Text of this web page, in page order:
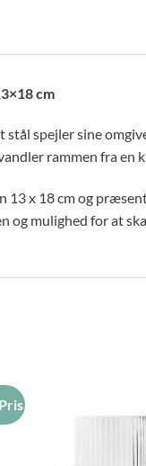
cm
spejler sine
rammen fra
13 x 18 cm og
og mulighed for at